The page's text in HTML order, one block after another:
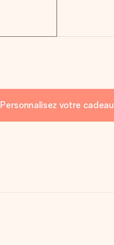
Personnalisez votre cadeau